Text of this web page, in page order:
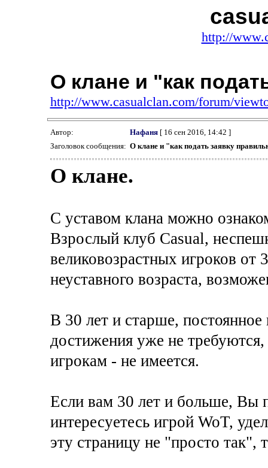
http://
О клане и "как
http://www.casualclan.com/forum/
Автор: Нафаня[ 16 сен 2016, 14:42 ]
Заголовок сообщения: О клане и "как подать заявку
О клане.
С уставом клана можно
Взрослый клуб Casual,
великовозрастных игроков от
неуставного возраста,
В 30 лет и старше,
достижения уже не
игрокам - не имеется.
Если вам 30 лет и больше, Вы
интересуетесь игрой WoT,
эту страницу не "просто так",